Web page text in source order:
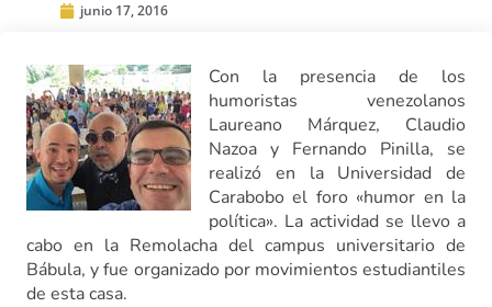
junio 17, 2016
Con la presencia de los
humoristas venezolanos
Laureano Márquez, Claudio
Nazoa y Fernando Pinilla, se
realizó en la Universidad de
Carabobo el foro «humor en la
política». La actividad se llevo a
cabo en la Remolacha del campus universitario de
Bábula, y fue organizado por movimientos estudiantiles
de esta casa.